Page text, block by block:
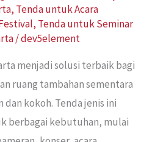
, Tenda untuk Acara
, Tenda untuk Seminar
/dev5element
menjadi solusi terbaik bagi
ruang tambahan sementara
kokoh. Tenda jenis ini
berbagai kebutuhan, mulai